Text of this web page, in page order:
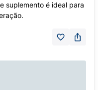
suplemento é ideal para